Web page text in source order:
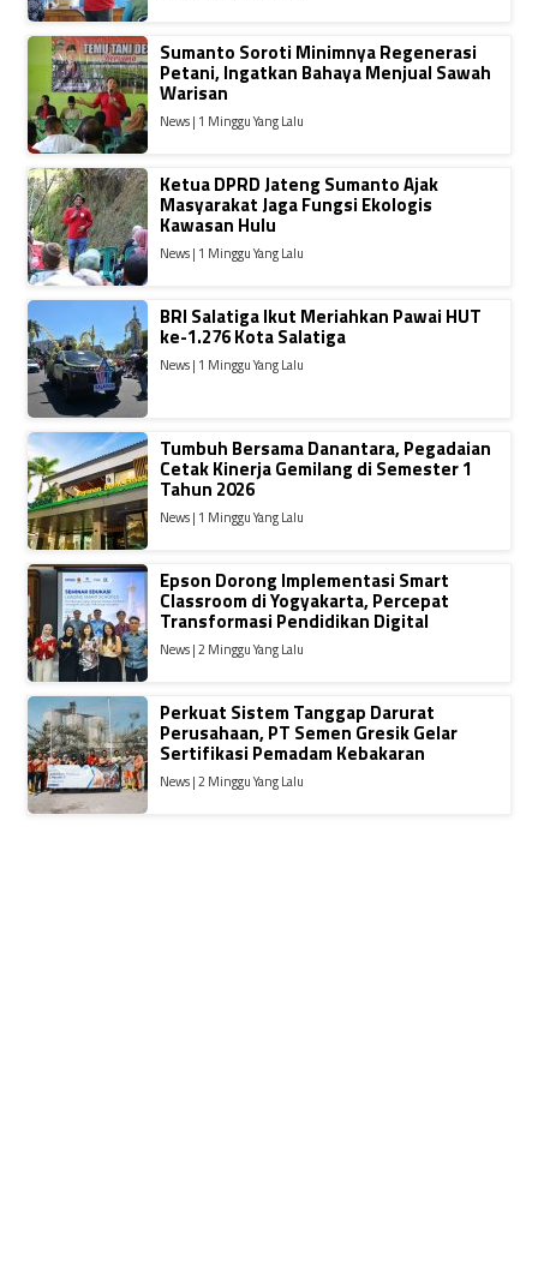
Sumanto Soroti Minimnya Regenerasi
Petani, Ingatkan Bahaya Menjual Sawah
Warisan
News | 1 Minggu Yang Lalu
Ketua DPRD Jateng Sumanto Ajak
Masyarakat Jaga Fungsi Ekologis
Kawasan Hulu
News | 1 Minggu Yang Lalu
BRI Salatiga Ikut Meriahkan Pawai HUT
ke-1.276 Kota Salatiga
News | 1 Minggu Yang Lalu
Tumbuh Bersama Danantara, Pegadaian
Cetak Kinerja Gemilang di Semester 1
Tahun 2026
News | 1 Minggu Yang Lalu
Epson Dorong Implementasi Smart
Classroom di Yogyakarta, Percepat
Transformasi Pendidikan Digital
News | 2 Minggu Yang Lalu
Perkuat Sistem Tanggap Darurat
Perusahaan, PT Semen Gresik Gelar
Sertifikasi Pemadam Kebakaran
News | 2 Minggu Yang Lalu